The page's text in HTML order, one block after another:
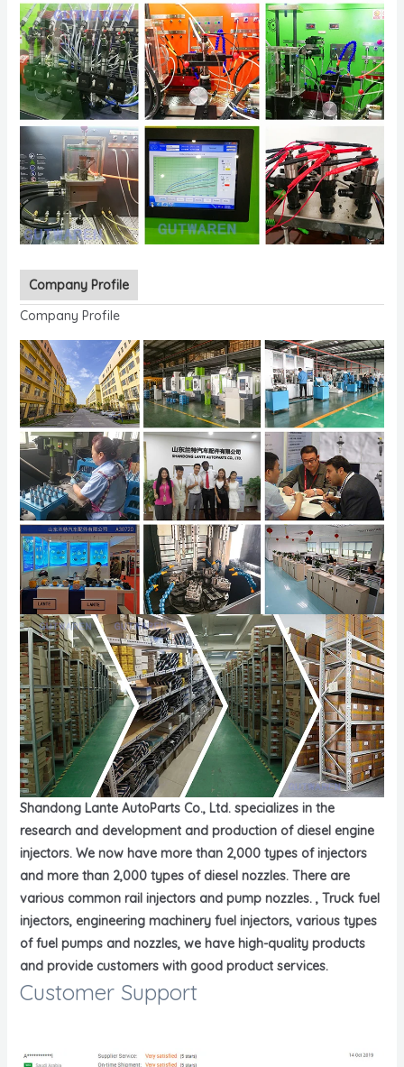
Company Profile
Company Profile
Shandong Lante AutoParts Co., Ltd. specializes in the
research and development and production of diesel engine
injectors. We now have more than 2,000 types of injectors
and more than 2,000 types of diesel nozzles. There are
various common rail injectors and pump nozzles. , Truck fuel
injectors, engineering machinery fuel injectors, various types
of fuel pumps and nozzles, we have high-quality products
and provide customers with good product services.
Customer Support